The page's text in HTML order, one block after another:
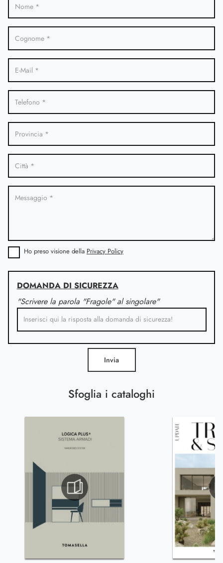
Sfoglia i cataloghi
Ho preso visione della Privacy Policy
DOMANDA DI SICUREZZA
"Scrivere la parola "Fragole" al singolare"
Invia